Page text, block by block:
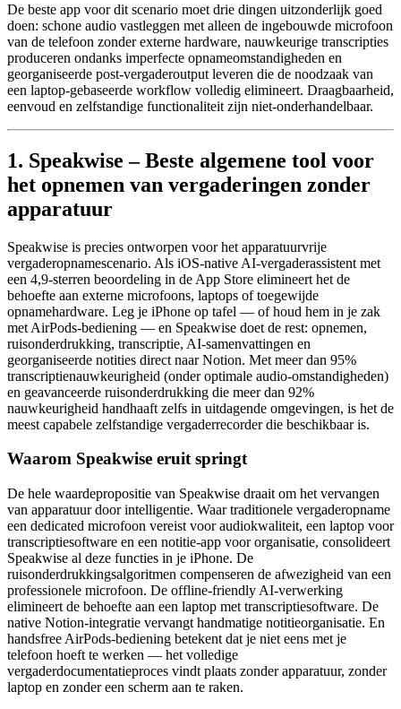
De beste app voor dit scenario moet drie dingen uitzonderlijk goed
doen: schone audio vastleggen met alleen de ingebouwde microfoon
van de telefoon zonder externe hardware, nauwkeurige transcripties
produceren ondanks imperfecte opnameomstandigheden en
georganiseerde post-vergaderoutput leveren die de noodzaak van
een laptop-gebaseerde workflow volledig elimineert. Draagbaarheid,
eenvoud en zelfstandige functionaliteit zijn niet-onderhandelbaar.
1. Speakwise – Beste algemene tool voor
het opnemen van vergaderingen zonder
apparatuur
Speakwise is precies ontworpen voor het apparatuurvrije
vergaderopnamescenario. Als iOS-native AI-vergaderassistent met
een 4,9-sterren beoordeling in de App Store elimineert het de
behoefte aan externe microfoons, laptops of toegewijde
opnamehardware. Leg je iPhone op tafel — of houd hem in je zak
met AirPods-bediening — en Speakwise doet de rest: opnemen,
ruisonderdrukking, transcriptie, AI-samenvattingen en
georganiseerde notities direct naar Notion. Met meer dan 95%
transcriptienauwkeurigheid (onder optimale audio-omstandigheden)
en geavanceerde ruisonderdrukking die meer dan 92%
nauwkeurigheid handhaaft zelfs in uitdagende omgevingen, is het de
meest capabele zelfstandige vergaderrecorder die beschikbaar is.
Waarom Speakwise eruit springt
De hele waardepropositie van Speakwise draait om het vervangen
van apparatuur door intelligentie. Waar traditionele vergaderopname
een dedicated microfoon vereist voor audiokwaliteit, een laptop voor
transcriptiesoftware en een notitie-app voor organisatie, consolideert
Speakwise al deze functies in je iPhone. De
ruisonderdrukkingsalgoritmen compenseren de afwezigheid van een
professionele microfoon. De offline-friendly AI-verwerking
elimineert de behoefte aan een laptop met transcriptiesoftware. De
native Notion-integratie vervangt handmatige notitieorganisatie. En
handsfree AirPods-bediening betekent dat je niet eens met je
telefoon hoeft te werken — het volledige
vergaderdocumentatieproces vindt plaats zonder apparatuur, zonder
laptop en zonder een scherm aan te raken.